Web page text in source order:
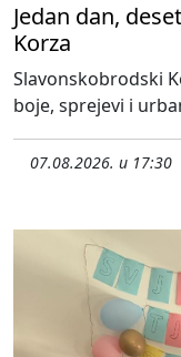
Jedan dan,
Korza
Slavonskobrodski
boje, sprejevi i
07.08.2026. u 17:30